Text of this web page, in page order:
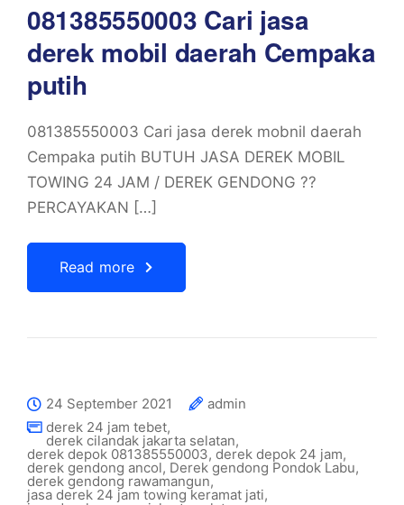
081385550003 Cari jasa
derek mobil daerah Cempaka
putih
081385550003 Cari jasa derek mobnil daerah
Cempaka putih BUTUH JASA DEREK MOBIL
TOWING 24 JAM / DEREK GENDONG ??
PERCAYAKAN […]
Read more
24 September 2021
admin
derek 24 jam tebet,
derek cilandak jakarta selatan,
derek depok 081385550003, derek depok 24 jam,
derek gendong ancol, Derek gendong Pondok Labu,
derek gendong rawamangun,
jasa derek 24 jam towing keramat jati,